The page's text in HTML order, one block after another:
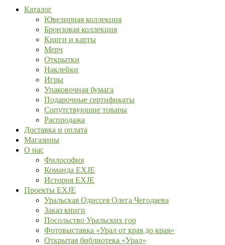
Каталог
Ювелирная коллекция
Бронзовая коллекция
Книги и карты
Мерч
Открытки
Наклейки
Игры
Упаковочная бумага
Подарочные сертификаты
Сопутствующие товары
Распродажа
Доставка и оплата
Магазины
О нас
Философия
Команда EXJE
История EXJE
Проекты EXJE
Уральская Одиссея Олега Чегодаева
Заказ книги
Посольство Уральских гор
Фотовыставка «Урал от края до края»
Открытая библиотека «Урал»